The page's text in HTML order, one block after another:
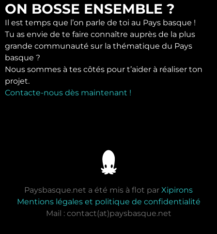
ON BOSSE ENSEMBLE ?
Il est temps que l’on parle de toi au Pays basque !
Tu as envie de te faire connaître auprès de la plus
grande communauté sur la thématique du Pays
basque ?
Nous sommes à tes côtés pour t’aider à réaliser ton
projet.
Contacte-nous dès maintenant !
Paysbasque.net a été mis à flot par Xipirons
Mentions légales et politique de confidentialité
Mail : contact(at)paysbasque.net